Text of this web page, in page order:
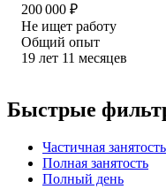
200 000 ₽
Не ищет работу
Общий опыт
19 лет 11 месяцев
Быстрые
Частичная занятость
Полная занятость
Полный день